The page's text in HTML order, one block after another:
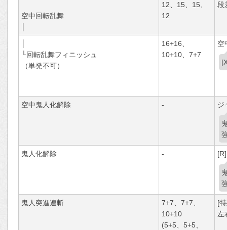
空中回転乱舞
12、15、15、
12
段
└回転乱舞フィニッシュ
（単発不可）
16+16、
10+10、7+7
空
空中鬼人化解除 - ジ
鬼人化解除 - [R]
鬼人突進連斬
7+7、7+7、
10+10
(5+5、5+5、
[
左